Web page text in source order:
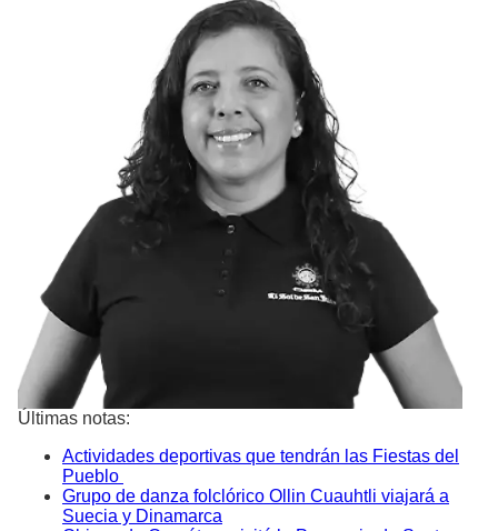
Últimas notas:
Actividades deportivas que tendrán las Fiestas del
Pueblo
Grupo de danza folclórico Ollin Cuauhtli viajará a
Suecia y Dinamarca